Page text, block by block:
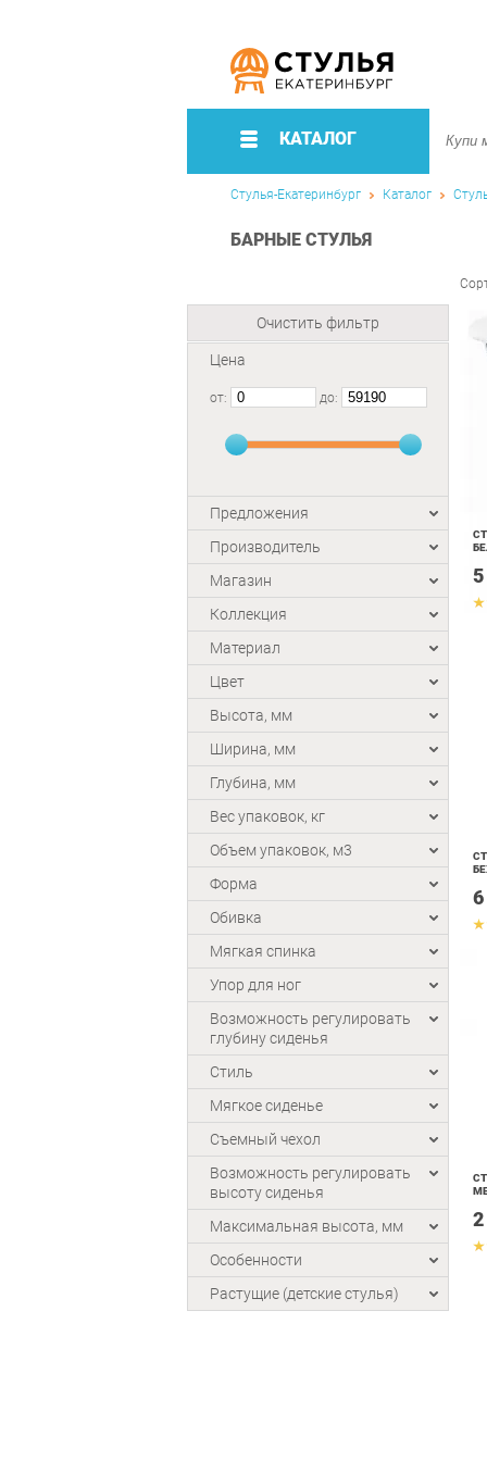
КАТАЛОГ
Стулья-Екатеринбург Каталог
БАРНЫЕ СТУЛЬЯ
Очистить фильтр
Цена
от: до:
Предложения
Производитель
Магазин
Коллекция
Материал
Цвет
Высота, мм
Ширина, мм
Глубина, мм
Вес упаковок, кг
Объем упаковок, м3
Форма
Обивка
Мягкая спинка
Упор для ног
Возможность регулировать
глубину сиденья
Стиль
Мягкое сиденье
Съемный чехол
Возможность регулировать
высоту сиденья
Максимальная высота, мм
Особенности
Растущие (детские стулья)